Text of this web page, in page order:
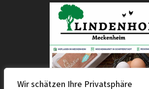
Wir schätzen Ihre Privatsphäre